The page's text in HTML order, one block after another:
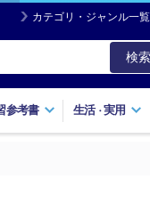
カテゴリ・ジャンル一覧
検索
参考書 生活・実用